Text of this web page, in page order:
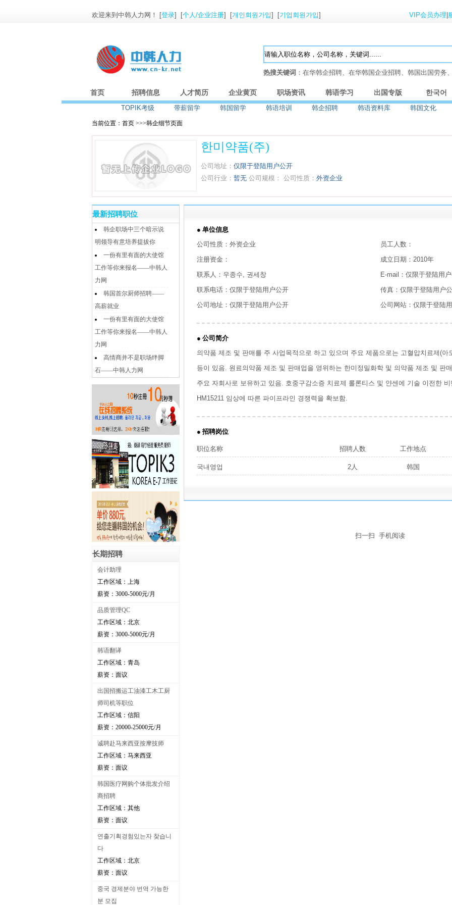
欢迎来到中韩人力网！ [登录] [个人/企业注册] [개인회원가입] [기업회원가입] VIP会员办理
热搜关键词 ：在华韩企招聘、在华韩国企业招聘、韩国出国劳务
首页 招聘信息 人才简历 企业黄页 职场资讯 韩语学习 出国专版 한국어
TOPIK考级 带薪留学 韩国留学 韩语培训 韩企招聘 韩语资料库 韩国文化
当前位置：首页 >>>韩企细节页面
한미약품(주)
公司地址： 仅限于登陆用户公开
公司行业： 暂无 公司规模： 公司性质： 外资企业
最新招聘职位
韩企职场中三个暗示说
明领导有意培养提拔你
一份有里有面的大使馆
工作等你来报名——中韩人
力网
韩国首尔厨师招聘——
高薪就业
一份有里有面的大使馆
工作等你来报名——中韩人
力网
高情商并不是职场绊脚
石——中韩人力网
长期招聘
会计助理
工作区域：上海
薪资：3000-5000元/月
品质管理QC
工作区域：北京
薪资：3000-5000元/月
韩语翻译
工作区域：青岛
薪资：面议
出国招搬运工油漆工木工厨
师司机等职位
工作区域：信阳
薪资：20000-25000元/月
诚聘赴马来西亚按摩技师
工作区域：马来西亚
薪资：面议
韩国医疗网购个体批发介绍
商招聘
工作区域：其他
薪资：面议
연출기획경험있는자 찾습니
다
工作区域：北京
薪资：面议
중국 경제분야 번역 가능한
분 모집
● 单位信息
公司性质：外资企业
员工人数：
注册资金：
成立日期：2010年
联系人：우종수, 권세창
E-mail：仅限于登陆用
联系电话：仅限于登陆用户公开
传真：仅限于登陆用户
公司地址：仅限于登陆用户公开
公司网站：仅限于登陆
● 公司简介
의약품 제조 및 판매를 주 사업목적으로 하고 있으며 주요 제품으로는 고혈압치료제(아
등이 있음. 원료의약품 제조 및 판매업을 영위하는 한미정밀화학 및 의약품 제조 및 판
주요 자회사로 보유하고 있음. 호중구감소증 치료제 롤론티스 및 얀센에 기술 이전한
HM15211 임상에 따른 파이프라인 경쟁력을 확보함.
● 招聘岗位
职位名称 招聘人数 工作地点
국내영업 2人 韩国
扫一扫 手机阅读